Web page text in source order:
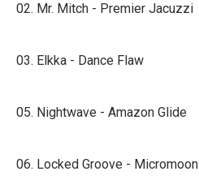
02. Mr. Mitch - Premier Jacuzzi
03. Elkka - Dance Flaw
05. Nightwave - Amazon Glide
06. Locked Groove - Micromoon